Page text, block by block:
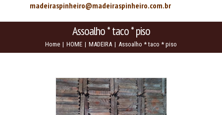
madeiraspinheiro@madeiraspinheiro.com.br
Assoalho * taco * piso
Home | HOME | MADEIRA | Assoalho * taco * piso